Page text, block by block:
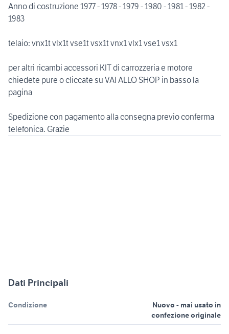
Anno di costruzione 1977 - 1978 - 1979 - 1980 - 1981 - 1982 -
1983
telaio: vnx1t vlx1t vse1t vsx1t vnx1 vlx1 vse1 vsx1
per altri ricambi accessori KIT di carrozzeria e motore
chiedete pure o cliccate su VAI ALLO SHOP in basso la
pagina
Spedizione con pagamento alla consegna previo conferma
telefonica. Grazie
Dati Principali
Condizione
Nuovo - mai usato in
confezione originale